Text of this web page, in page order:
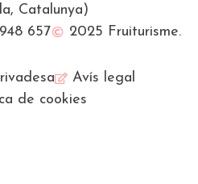
Catalunya)
657 2025 Fruiturisme.
Avís legal
de cookies